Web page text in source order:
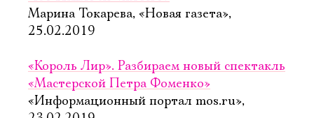
Марина Токарева, «Новая газета»,
25.02.2019
«Король Лир». Разбираем новый спектакль
«Мастерской Петра Фоменко»
«Информационный портал mos.ru»,